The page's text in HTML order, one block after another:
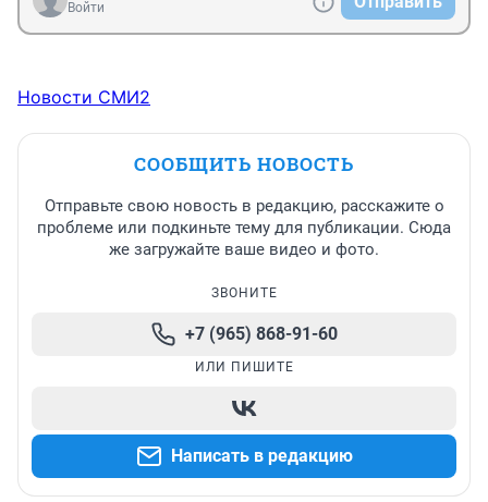
Люди .Будьте бдительны .Не позволяите
вмешиваться в вашу жизнь и ее ломать .
Войти
Новости СМИ2
СООБЩИТЬ НОВОСТЬ
Отправьте свою новость в редакцию, расскажите о
проблеме или подкиньте тему для публикации. Сюда
же загружайте ваше видео и фото.
ЗВОНИТЕ
+7 (965) 868-91-60
ИЛИ ПИШИТЕ
Написать в редакцию